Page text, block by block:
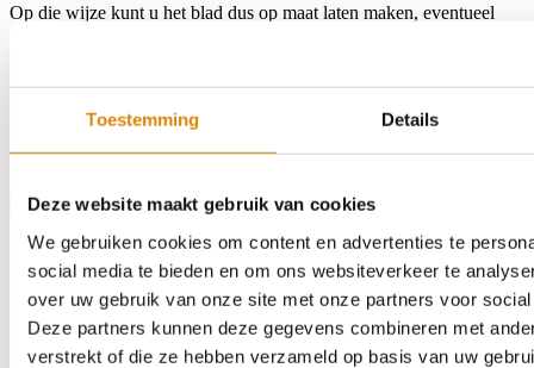
Toestemming Details
Deze website maakt gebruik van cookies
We gebruiken cookies om content en advertenties te
social media te bieden en om ons websiteverkeer te
over uw gebruik van onze site met onze partners voor
Deze partners kunnen deze gegevens combineren met
verstrekt of die ze hebben verzameld op basis van uw
Op die wijze kunt u het blad dus op maat laten maken, eventueel
4164EM RPO
Afwerking:32mm ABS
Product bestellen
Home Assortiment Kleurstalen Over ons Outlet Contact Zoeken